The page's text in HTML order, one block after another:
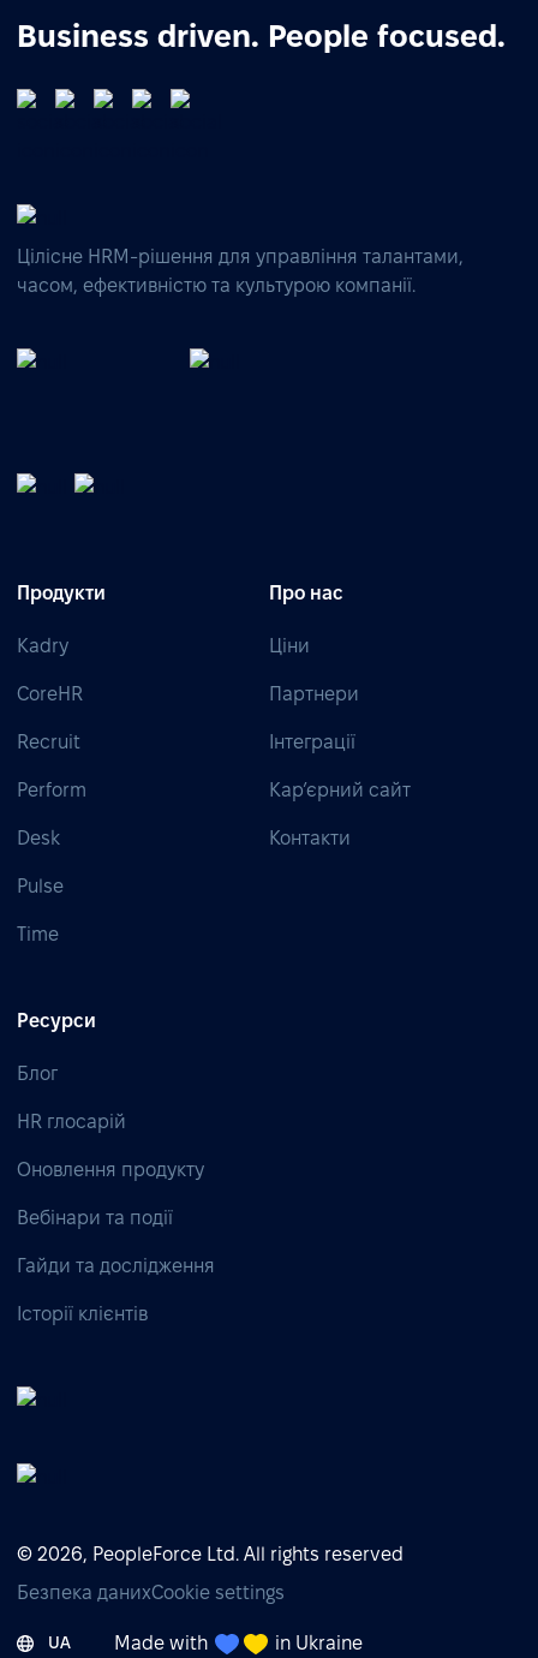
Business driven. People focused.
Цілісне HRM-рішення для управління талантами,
часом, ефективністю та культурою компанії.
Продукти
Kadry
CoreHR
Recruit
Perform
Desk
Pulse
Time
Про нас
Ціни
Партнери
Інтеграції
Кар’єрний сайт
Контакти
Ресурси
Блог
HR глосарій
Оновлення продукту
Вебінари та події
Гайди та дослідження
Історії клієнтів
© 2026, PeopleForce Ltd. All rights reserved
Безпека данихCookie settings
UA Made with in Ukraine